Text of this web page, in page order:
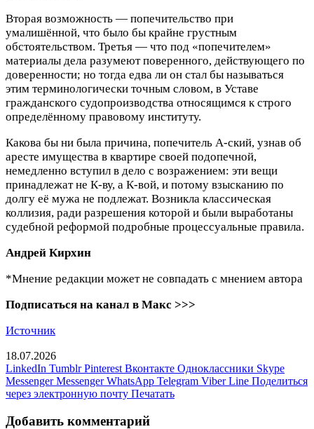
Вторая возможность — попечительство при
умалишённой, что было бы крайне грустным
обстоятельством. Третья — что под «попечителем»
материалы дела разумеют поверенного, действующего по
доверенности; но тогда едва ли он стал бы называться
этим терминологически точным словом, в Уставе
гражданского судопроизводства относящимся к строго
определённому правовому институту.
Какова бы ни была причина, попечитель А-ский, узнав об
аресте имущества в квартире своей подопечной,
немедленно вступил в дело с возражением: эти вещи
принадлежат не К-ву, а К-вой, и потому взысканию по
долгу её мужа не подлежат. Возникла классическая
коллизия, ради разрешения которой и были выработаны
судебной реформой подробные процессуальные правила.
Андрей Кирхин
*Мнение редакции может не совпадать с мнением автора
Подписаться на канал в Макс >>>
Источник
18.07.2026
LinkedIn Tumblr Pinterest Вконтакте Одноклассники Skype
Messenger Messenger WhatsApp Telegram Viber Line Поделиться
через электронную почту Печатать
Добавить комментарий